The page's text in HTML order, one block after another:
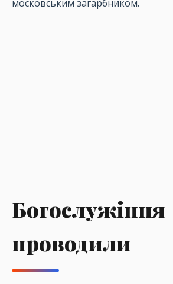
московським загарбником.
Богослужіння
проводили